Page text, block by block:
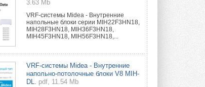
3.63 Mb
VRF-системы Midea - Внутренние
напольные блоки серии MIH22F3HN18,
MIH28F3HN18, MIH36F3HN18,
MIH45F3HN18, MIH56F3HN18,...
VRF-системы Midea - Внутренние
напольно-потолочные блоки V8 MIH-
DL.
pdf, 11.54 Mb